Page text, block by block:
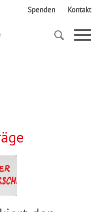
Spenden Kontakt
AWO Bund